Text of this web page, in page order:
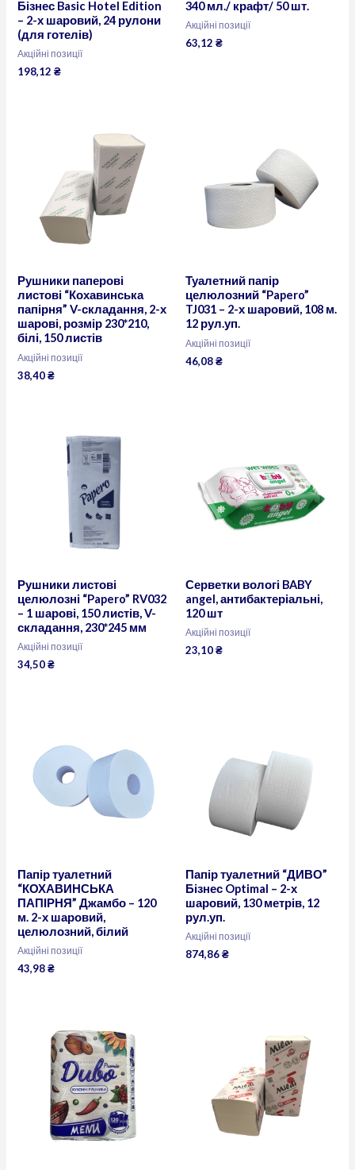
Бізнес Basic Hotel Edition
– 2-х шаровий, 24 рулони
(для готелів)
Акційні позиції
198,12₴
340 мл./ крафт/ 50 шт.
Акційні позиції
63,12 ₴
Рушники паперові
листові “Кохавинська
папірня” V-складання, 2-х
шарові, розмір 230*210,
білі, 150 листів
Акційні позиції
38,40₴
Туалетний папір
целюлозний “Papero”
TJ031 – 2-х шаровий, 108 м.
12 рул.уп.
Акційні позиції
46,08₴
Рушники листові
целюлозні “Papero” RV032
– 1 шарові, 150 листів, V-
складання, 230*245 мм
Акційні позиції
34,50₴
Серветки вологі BABY
angel, антибактеріальні,
120 шт
Акційні позиції
23,10₴
Папір туалетний
“КОХАВИНСЬКА
ПАПІРНЯ” Джамбо – 120
м. 2-х шаровий,
целюлозний, білий
Акційні позиції
43,98₴
Папір туалетний “ДИВО”
Бізнес Optimal – 2-х
шаровий, 130 метрів, 12
рул.уп.
Акційні позиції
874,86₴